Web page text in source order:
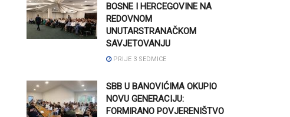
BOSNE I HERCEGOVINE NA
REDOVNOM
UNUTARSTRANAČKOM
SAVJETOVANJU
PRIJE 3 SEDMICE
SBB U BANOVIĆIMA OKUPIO
NOVU GENERACIJU:
FORMIRANO POVJERENIŠTVO